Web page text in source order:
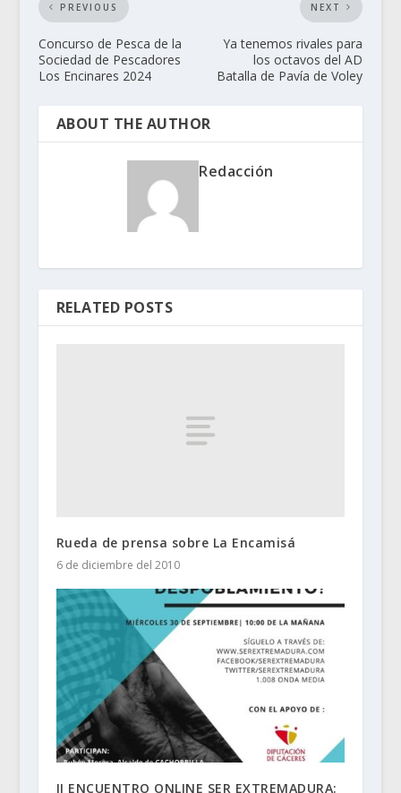
PREVIOUS
Concurso de Pesca de la
Sociedad de Pescadores
Los Encinares 2024
NEXT
Ya tenemos rivales para
los octavos del AD
Batalla de Pavía de Voley
ABOUT THE AUTHOR
Redacción
RELATED POSTS
Rueda de prensa sobre La Encamisá
6 de diciembre del 2010
II ENCUENTRO ONLINE SER EXTREMADURA: